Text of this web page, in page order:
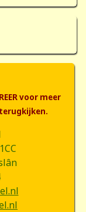
voor meer